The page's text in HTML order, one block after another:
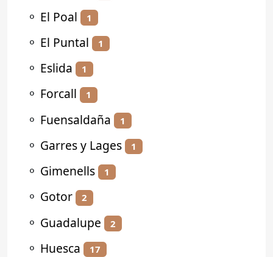
⚬ El Poal 1
⚬ El Puntal 1
⚬ Eslida 1
⚬ Forcall 1
⚬ Fuensaldaña 1
⚬ Garres y Lages 1
⚬ Gimenells 1
⚬ Gotor 2
⚬ Guadalupe 2
⚬ Huesca 17